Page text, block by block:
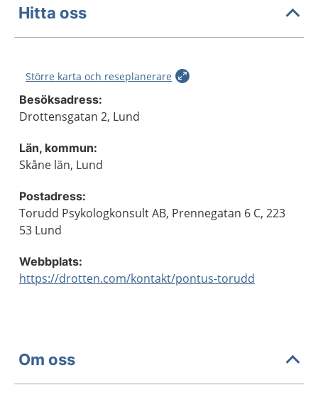
Hitta oss
Större karta och reseplanerare
Besöksadress:
Drottensgatan 2, Lund
Län, kommun:
Skåne län, Lund
Postadress:
Torudd Psykologkonsult AB, Prennegatan 6 C, 223
53 Lund
Webbplats:
https://drotten.com/kontakt/pontus-torudd
Om oss